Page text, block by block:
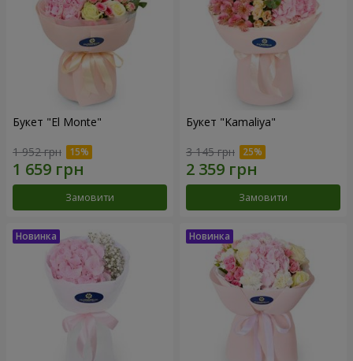
Букет "El Monte"
1 952 грн
Замовити
Букет "Kamaliya"
3 145 грн
Замовити